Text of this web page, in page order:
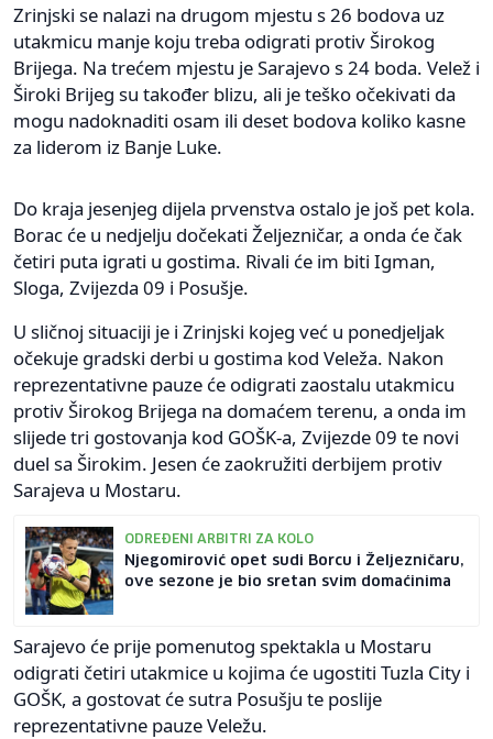
Zrinjski se nalazi na drugom mjestu s 26 bodova uz
utakmicu manje koju treba odigrati protiv Širokog
Brijega. Na trećem mjestu je Sarajevo s 24 boda. Velež i
Široki Brijeg su također blizu, ali je teško očekivati da
mogu nadoknaditi osam ili deset bodova koliko kasne
za liderom iz Banje Luke.
Do kraja jesenjeg dijela prvenstva ostalo je još pet kola.
Borac će u nedjelju dočekati Željezničar, a onda će čak
četiri puta igrati u gostima. Rivali će im biti Igman,
Sloga, Zvijezda 09 i Posušje.
U sličnoj situaciji je i Zrinjski kojeg već u ponedjeljak
očekuje gradski derbi u gostima kod Veleža. Nakon
reprezentativne pauze će odigrati zaostalu utakmicu
protiv Širokog Brijega na domaćem terenu, a onda im
slijede tri gostovanja kod GOŠK-a, Zvijezde 09 te novi
duel sa Širokim. Jesen će zaokružiti derbijem protiv
Sarajeva u Mostaru.
ODREĐENI ARBITRI ZA KOLO
Njegomirović opet sudi Borcu i Željezničaru,
ove sezone je bio sretan svim domaćinima
Sarajevo će prije pomenutog spektakla u Mostaru
odigrati četiri utakmice u kojima će ugostiti Tuzla City i
GOŠK, a gostovat će sutra Posušju te poslije
reprezentativne pauze Veležu.